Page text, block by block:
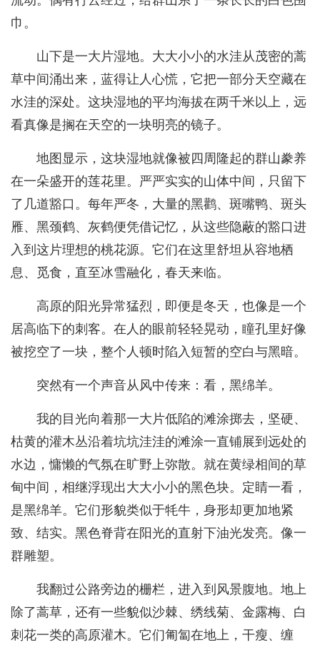
巾。
山下是一大片湿地。大大小小的水洼从茂密的蒿
草中间涌出来，蓝得让人心慌，它把一部分天空藏在
水洼的深处。这块湿地的平均海拔在两千米以上，远
看真像是搁在天空的一块明亮的镜子。
地图显示，这块湿地就像被四周隆起的群山豢养
在一朵盛开的莲花里。严严实实的山体中间，只留下
了几道豁口。每年严冬，大量的黑鹳、斑嘴鸭、斑头
雁、黑颈鹤、灰鹤便凭借记忆，从这些隐蔽的豁口进
入到这片理想的桃花源。它们在这里舒坦从容地栖
息、觅食，直至冰雪融化，春天来临。
高原的阳光异常猛烈，即便是冬天，也像是一个
居高临下的刺客。在人的眼前轻轻晃动，瞳孔里好像
被挖空了一块，整个人顿时陷入短暂的空白与黑暗。
突然有一个声音从风中传来：看，黑绵羊。
我的目光向着那一大片低陷的滩涂掷去，坚硬、
枯黄的灌木丛沿着坑坑洼洼的滩涂一直铺展到远处的
水边，慵懒的气氛在旷野上弥散。就在黄绿相间的草
甸中间，相继浮现出大大小小的黑色块。定睛一看，
是黑绵羊。它们形貌类似于牦牛，身形却更加地紧
致、结实。黑色脊背在阳光的直射下油光发亮。像一
群雕塑。
我翻过公路旁边的栅栏，进入到风景腹地。地上
除了蒿草，还有一些貌似沙棘、绣线菊、金露梅、白
刺花一类的高原灌木。它们匍匐在地上，干瘦、缠